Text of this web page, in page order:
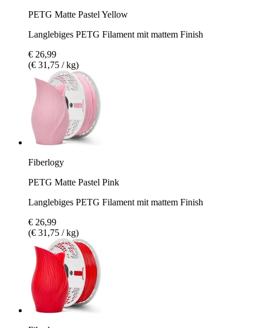
PETG Matte Pastel Yellow
Langlebiges PETG Filament mit mattem Finish
€ 26,99
(€ 31,75 / kg)
Fiberlogy
PETG Matte Pastel Pink
Langlebiges PETG Filament mit mattem Finish
€ 26,99
(€ 31,75 / kg)